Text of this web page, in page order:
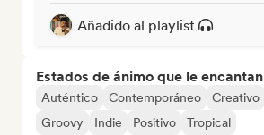
Añadido al playlist
Estados de ánimo que le encantan
Auténtico Contemporáneo Creativo
Groovy
Indie Positivo Tropical